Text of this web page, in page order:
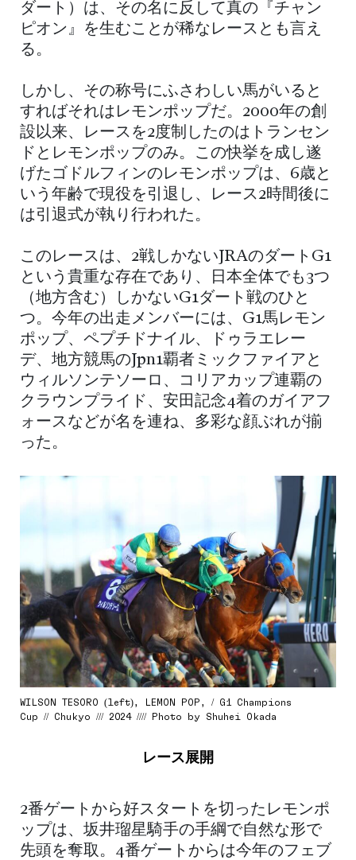
ダート）は、その名に反して真の『チャン
ピオン』を生むことが稀なレースとも言え
る。
しかし、その称号にふさわしい馬がいると
すればそれはレモンポップだ。2000年の創
設以来、レースを2度制したのはトランセン
ドとレモンポップのみ。この快挙を成し遂
げたゴドルフィンのレモンポップは、6歳と
いう年齢で現役を引退し、レース2時間後に
は引退式が執り行われた。
このレースは、2戦しかないJRAのダートG1
という貴重な存在であり、日本全体でも3つ
（地方含む）しかないG1ダート戦のひと
つ。今年の出走メンバーには、G1馬レモン
ポップ、ペプチドナイル、ドゥラエレー
デ、地方競馬のJpn1覇者ミックファイアと
ウィルソンテソーロ、コリアカップ連覇の
クラウンプライド、安田記念4着のガイアフ
ォースなどが名を連ね、多彩な顔ぶれが揃
った。
WILSON TESORO (left), LEMON POP, / G1 Champions
Cup // Chukyo /// 2024 //// Photo by Shuhei Okada
レース展開
2番ゲートから好スタートを切ったレモンポ
ップは、坂井瑠星騎手の手綱で自然な形で
先頭を奪取。4番ゲートからは今年のフェブ